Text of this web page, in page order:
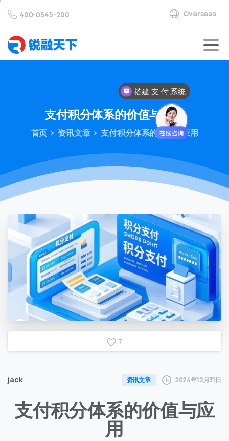
400-0545-200 Overseas
支付积分体系的价值与应用
首页 资讯文章 支付积分体系的价值与应用
7
jack 资讯文章 2024年12月31日
支付积分体系的价值与应
用
搭建 支 付 系统